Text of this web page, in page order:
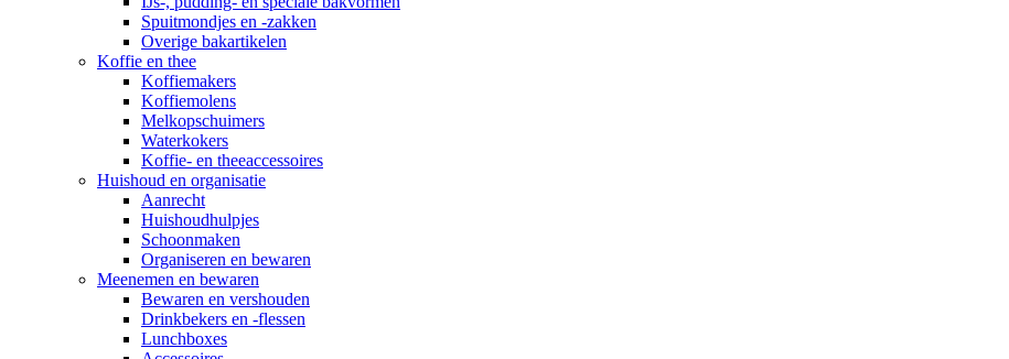
Spuitmondjes en -zakken
Overige bakartikelen
Koffie en thee
Koffiemakers
Koffiemolens
Melkopschuimers
Waterkokers
Koffie- en theeaccessoires
Huishoud en organisatie
Aanrecht
Huishoudhulpjes
Schoonmaken
Organiseren en bewaren
Meenemen en bewaren
Bewaren en vershouden
Drinkbekers en -flessen
Lunchboxes